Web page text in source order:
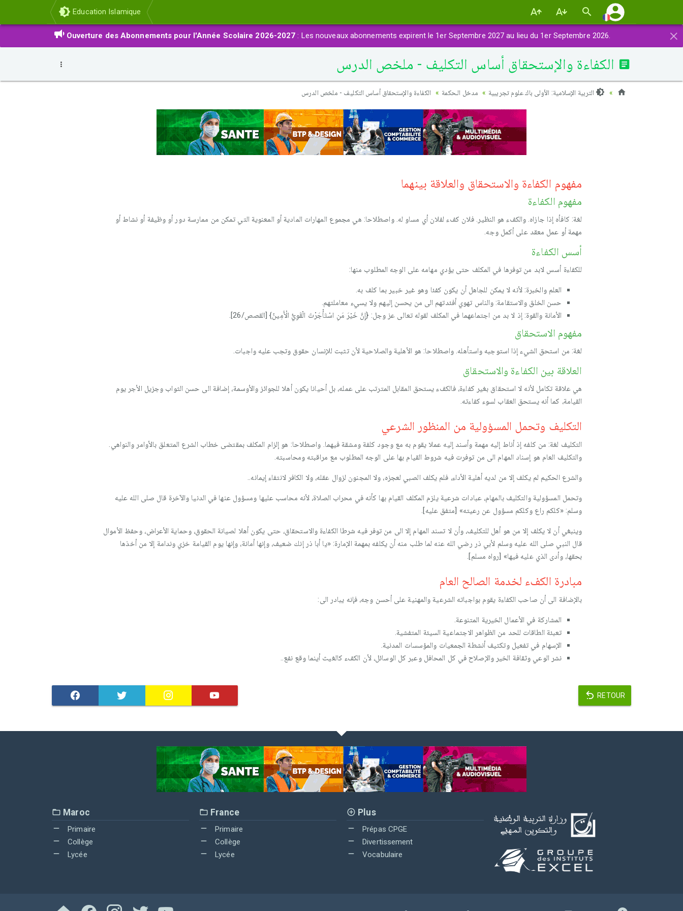
Education Islamique
×
Ouverture des Abonnements pour l'Année Scolaire 2026-2027 : Les nouveaux abonnements expirent le 1er Septembre 2027 au lieu du 1er Septembre 2026.
الكفاءة والإستحقاق أساس التكليف - ملخص الدرس
التربية الإسلامية: الأولى باك علوم تجريبية مدخل الـحكمة الكفاءة والإستحقاق أساس التكليف - ملخص الدرس
مفهوم الكفاءة والاستحقاق والعلاقة بينهما
مفهوم الكفاءة
لغة: كافأه إذا جازاه. والكفء هو النظير. فلان كفء لفلان أي مساو له. واصطلاحا: هي مجموع المهارات المادية أو المعنوية التي تمكن من ممارسة دور أو وظيفة أو نشاط أو
مهمة أو عمل معقد على أكمل وجه.
أسس الكفاءة
للكفاءة أسس لابد من توفرها في المكلف حتى يؤدي مهامه على الوجه المطلوب منها:
العلم والخبرة: لأنه لا يمكن للجاهل أن يكون كفئا وهو غير خبير بما كلف به.
حسن الخلق والاستقامة: والناس تهوي أفئدتهم الى من يحسن إليهم ولا يسيء معاملتهم.
الأمانة والقوة: إذ لا بد من اجتماعهما في المكلف لقوله تعالى عز وجل: {إِنَّ خَيْرَ مَنِ اسْتَأْجَرْتَ الْقَوِيُّ الْأَمِينُ} [القصص/26].
مفهوم الاستحقاق
لغة: من استحق الشيء إذا استوجبه واستأهله. واصطلاحا: هو الأهلية والصلاحية لأن تثبت للإنسان حقوق وتجب عليه واجبات.
العلاقة بين الكفاءة والاستحقاق
هي علاقة تكامل لأنه لا استحقاق بغير كفاءة، فالكفء يستحق المقابل المترتب على عمله، بل أحيانا يكون أهلا للجوائز والأوسمة، إضافة الى حسن الثواب وجزيل الأجر يوم
القيامة، كما أنه يستحق العقاب لسوء كفاءته.
التكليف وتحمل المسؤولية من المنظور الشرعي
التكليف لغة: من كلفه إذ أناط إليه مهمة وأسند إليه عملا يقوم به مع وجود كلفة ومشقة فيهما. واصطلاحا: هو إلزام المكلف بمقتضى خطاب الشرع المتعلق بالأوامر والنواهي.
والتكليف العام هو إسناد المهام الى من توفرت فيه شروط القيام بها على الوجه المطلوب مع مراقبته ومحاسبته.
والشرع الحكيم لم يكلف إلا من لديه أهلية الأداء، فلم يكلف الصبي لعجزه، ولا المجنون لزوال عقله، ولا الكافر لانتفاء إيمانه..
وتحمل المسؤولية والتكليف بالمهام، عبادات شرعية يلزم المكلف القيام بها كأنه في محراب الصلاة، لأنه محاسب عليها ومسؤول عنها في الدنيا والآخرة قال صلى الله عليه
وسلم: «كلكم راع وكلكم مسؤول عن رعيته» [متفق عليه].
وينبغي أن لا يكلف إلا من هو أهل للتكليف، وأن لا تسند المهام إلا الى من توفر فيه شرطا الكفاءة والاستحقاق، حتى يكون أهلا لصيانة الحقوق، وحماية الأعراض، وحفظ الأموال
قال النبي صلى الله عليه وسلم لأبي ذر رضي الله عنه لما طلب منه أن يكلفه بمهمة الإمارة: «يا أبا ذر إنك ضعيف، وإنها أمانة، وإنها يوم القيامة خزي وندامة إلا من أخذها
بحقها، وأدى الذي عليه فيها» [رواه مسلم].
مبادرة الكفء لخدمة الصالح العام
بالإضافة الى أن صاحب الكفاءة يقوم بواجباته الشرعية والمهنية على أحسن وجه، فإنه يبادر الى:
المشاركة في الأعمال الخيرية المتنوعة.
تعبئة الطاقات للحد من الظواهر الاجتماعية السيئة المتفشية.
الإسهام في تفعيل وتكثيف أنشطة الجمعيات والمؤسسات المدنية.
نشر الوعي وثقافة الخير والإصلاح في كل المحافل وعبر كل الوسائل، لأن الكفء كالغيث أينما وقع نفع..
RETOUR
Maroc
Primaire
Collège
Lycée
France
Primaire
Collège
Lycée
Plus
Prépas CPGE
Divertissement
Vocabulaire